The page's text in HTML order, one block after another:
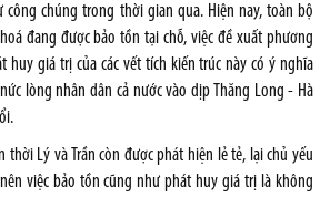
chúng trong thời gian qua. Hiện nay, toàn bộ
đang được bảo tồn tại chỗ, việc đề xuất phương
huy giá trị của các vết tích kiến trúc này có ý nghĩa
lòng nhân dân cả nước vào dịp Thăng Long - Hà
thời Lý và Trần còn được phát hiện lẻ tẻ, lại chủ yếu
việc bảo tồn cũng như phát huy giá trị là không